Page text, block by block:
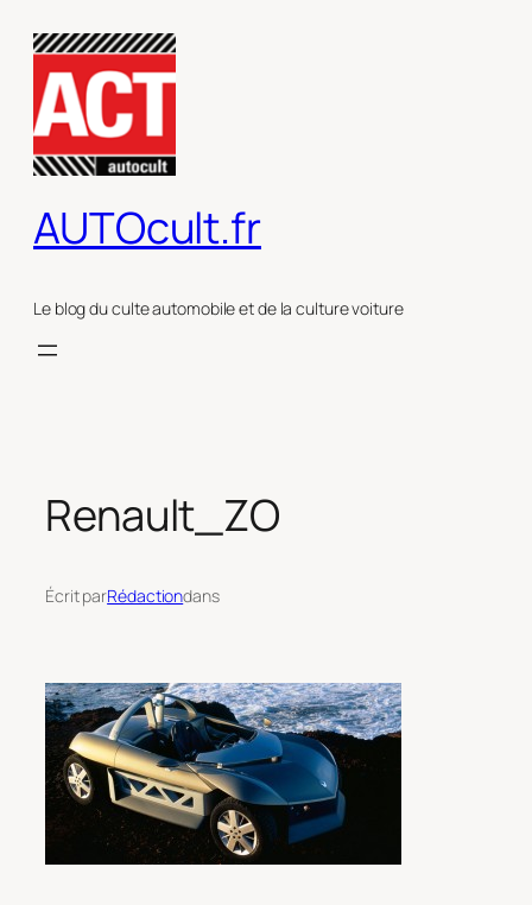
contenu
AUTOcult.fr
Le blog du culte automobile et de la culture voiture
Renault_ZO
Écrit parRédactiondans